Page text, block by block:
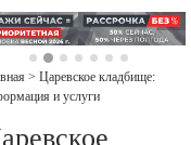
> Царевское кладбище:
и услуги